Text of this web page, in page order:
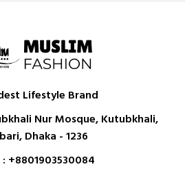
Lifestyle Brand
Nur Mosque, Kutubkhali,
Dhaka - 1236
+8801903530084